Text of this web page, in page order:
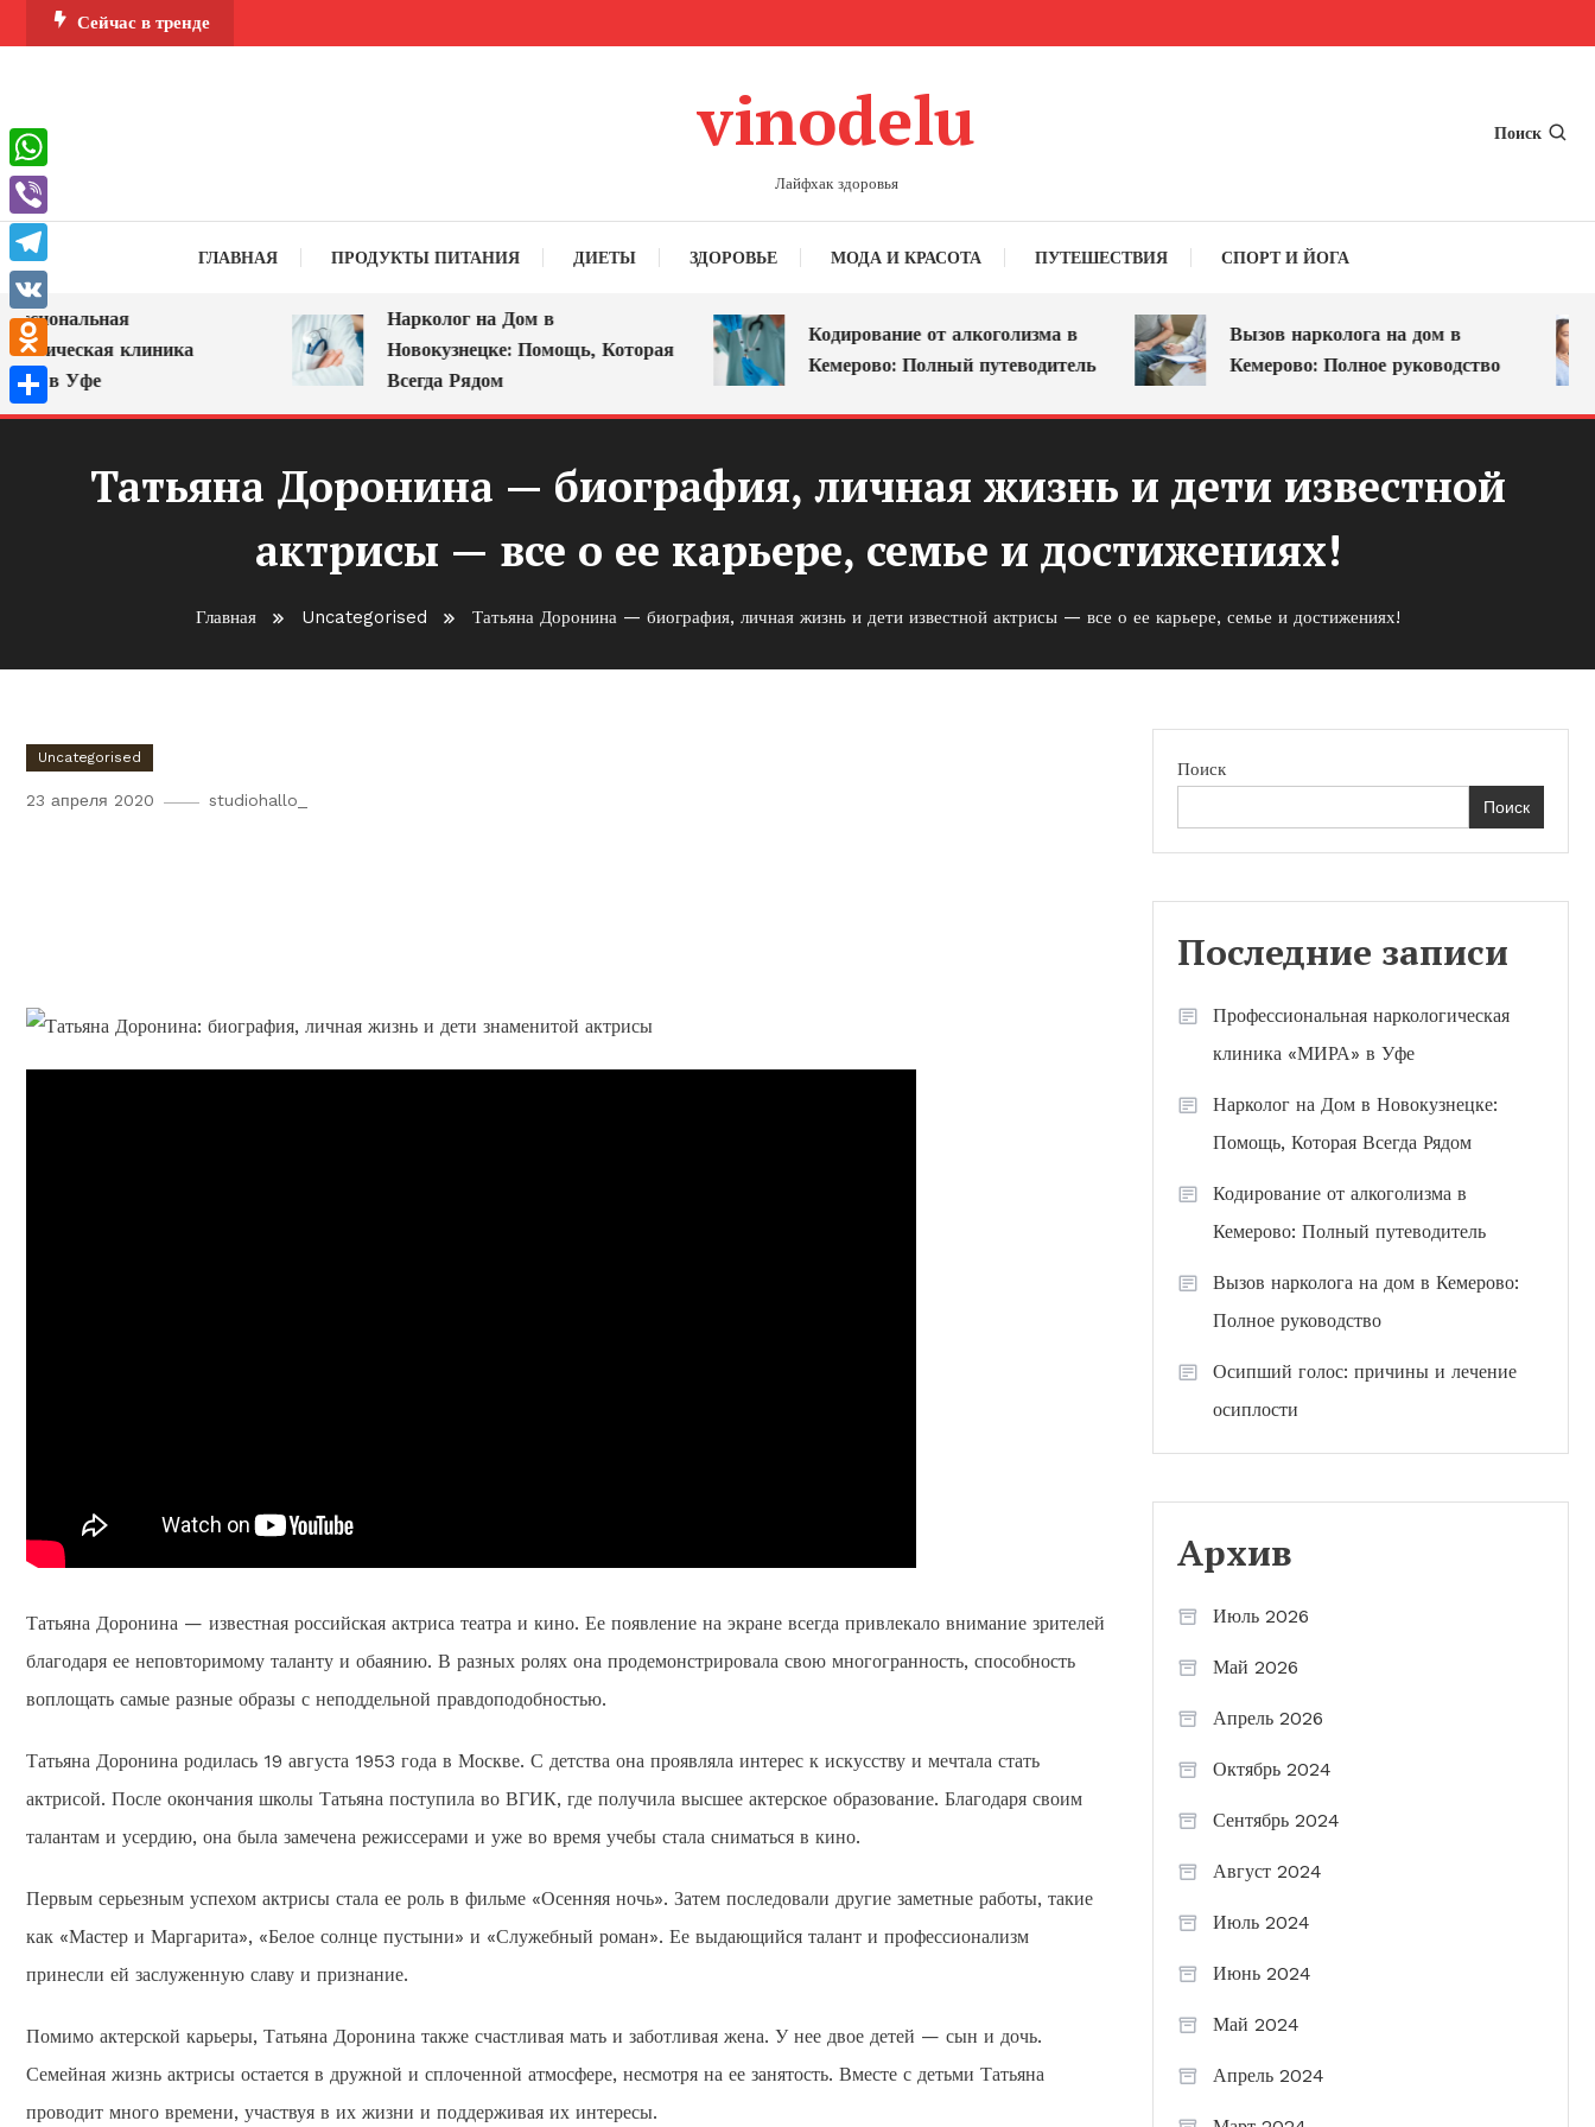
Перейти
к
Сейчас в тренде
vinodelu
Лайфхак здоровья
Поиск
ГЛАВНАЯ ПРОДУКТЫ ПИТАНИЯ ДИЕТЫ ЗДОРОВЬЕ МОДА И КРАСОТА ПУТЕШЕСТВИЯ СПОРТ И ЙОГА
клиника
в Уфе
Нарколог на Дом в
Новокузнецке: Помощь, Которая
Всегда Рядом
Кодирование от алкоголизма в
Кемерово: Полный путеводитель
Вызов нарколога на дом в
Кемерово: Полное руководство
Татьяна Доронина — биография, личная жизнь и дети известной
актрисы — все о ее карьере, семье и достижениях!
Главная Uncategorised Татьяна Доронина — биография, личная жизнь и дети известной актрисы — все о ее карьере, семье и достижениях!
Uncategorised
23 апреля 2020 studiohallo_
Татьяна Доронина — известная российская актриса театра и кино. Ее появление на экране всегда привлекало внимание зрителей
благодаря ее неповторимому таланту и обаянию. В разных ролях она продемонстрировала свою многогранность, способность
воплощать самые разные образы с неподдельной правдоподобностью.
Татьяна Доронина родилась 19 августа 1953 года в Москве. С детства она проявляла интерес к искусству и мечтала стать
актрисой. После окончания школы Татьяна поступила во ВГИК, где получила высшее актерское образование. Благодаря своим
талантам и усердию, она была замечена режиссерами и уже во время учебы стала сниматься в кино.
Первым серьезным успехом актрисы стала ее роль в фильме «Осенняя ночь». Затем последовали другие заметные работы, такие
как «Мастер и Маргарита», «Белое солнце пустыни» и «Служебный роман». Ее выдающийся талант и профессионализм
принесли ей заслуженную славу и признание.
Помимо актерской карьеры, Татьяна Доронина также счастливая мать и заботливая жена. У нее двое детей — сын и дочь.
Семейная жизнь актрисы остается в дружной и сплоченной атмосфере, несмотря на ее занятость. Вместе с детьми Татьяна
проводит много времени, участвуя в их жизни и поддерживая их интересы.
Поиск
Поиск
Последние записи
Профессиональная наркологическая
клиника «МИРА» в Уфе
Нарколог на Дом в Новокузнецке:
Помощь, Которая Всегда Рядом
Кодирование от алкоголизма в
Кемерово: Полный путеводитель
Вызов нарколога на дом в Кемерово:
Полное руководство
Осипший голос: причины и лечение
осиплости
Архив
Июль 2026
Май 2026
Апрель 2026
Октябрь 2024
Сентябрь 2024
Август 2024
Июль 2024
Июнь 2024
Май 2024
Апрель 2024
WhatsApp
Viber
Telegram
VK
Odnoklassniki
Отправить